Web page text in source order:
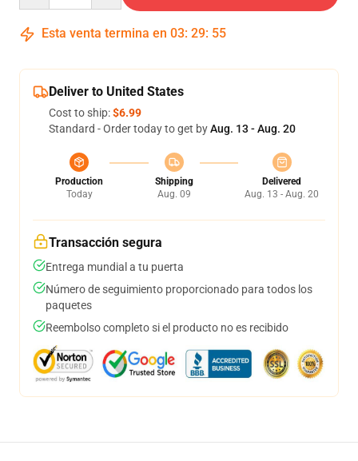
Esta venta termina en 03: 29: 54
Deliver to United States
Cost to ship:$6.99
Standard - Order today to get byAug. 13 - Aug. 20
Production
Today
Shipping
Aug. 09
Delivered
Aug. 13 - Aug. 20
Transacción segura
Entrega mundial a tu puerta
Número de seguimiento proporcionado para todos los
paquetes
Reembolso completo si el producto no es recibido